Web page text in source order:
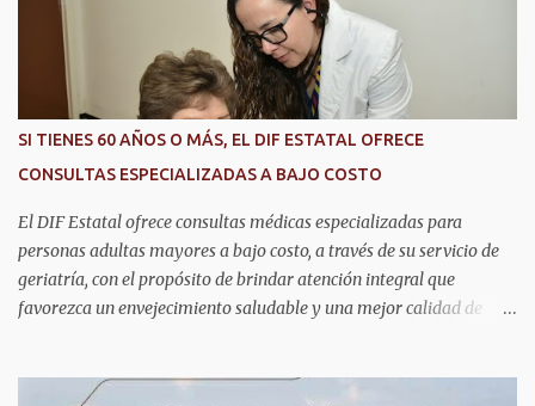
representantes de instituciones de seguridad para intercambiar
conocimientos y conocer las tendencias más avanzadas en la
materia. La titular del C5i, Michelle Olmos Álvarez, señaló que este
reconocimiento es resultado de la capacidad operativa, la
infraestructura tecnológica de vanguardia y los modelos
innovadores de coordinación institucional que distinguen al C5i de
Aguascalientes, posicionándose como un referente nacional en
materia de atención de emergencias. "Bajo el liderazgo de la
SI TIENES 60 AÑOS O MÁS, EL DIF ESTATAL OFRECE
CONSULTAS ESPECIALIZADAS A BAJO COSTO
El DIF Estatal ofrece consultas médicas especializadas para
personas adultas mayores a bajo costo, a través de su servicio de
geriatría, con el propósito de brindar atención integral que
favorezca un envejecimiento saludable y una mejor calidad de
fundamentalmente en la prevención, el diagnóstico y tratamiento